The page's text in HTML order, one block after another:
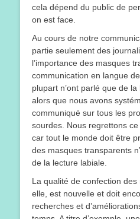
cela dépend du public de
on est face.
Au cours de notre
partie seulement des
l’importance des masques
communication en langue
plupart n’ont parlé que de
alors que nous avons
communiqué sur tous les
sourdes. Nous regrettons ce
car tout le monde doit être
des masques transparents
de la lecture labiale.
La qualité de confection
elle, est nouvelle et doit
recherches et